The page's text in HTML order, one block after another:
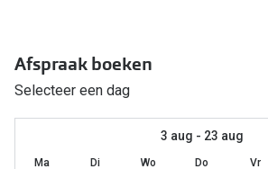
Multifocale bril
Blauw-violet licht bril
Afspraak boeken
Selecteer een dag
3 aug - 23 aug
Ma Di Wo Do Vr